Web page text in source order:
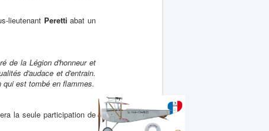
lieutenant Peretti abat un
de la Légion d'honneur et
d'audace et d'entrain.
est tombé en flammes.
la seule participation de